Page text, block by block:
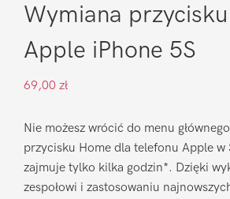
Wymiana
Apple iPhone 5S
69,00 zł
Nie możesz wrócić do menu
przycisku Home dla telefonu Apple w
zajmuje tylko kilka godzin*. Dzięki
zespołowi i zastosowaniu